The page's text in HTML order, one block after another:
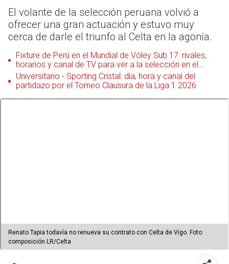
El volante de la selección peruana volvió a
ofrecer una gran actuación y estuvo muy
cerca de darle el triunfo al Celta en la agonía.
Fixture de Perú en el Mundial de Vóley Sub 17: rivales,
horarios y canal de TV para ver a la selección en el
torneo
Universitario - Sporting Cristal: día, hora y canal del
partidazo por el Torneo Clausura de la Liga 1 2026
Renato Tapia todavía no renueva su contrato con Celta de Vigo. Foto:
composición LR/Celta